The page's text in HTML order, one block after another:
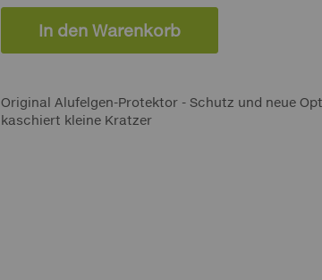
In den Warenkorb
Original Alufelgen-Protektor - Schutz und neue
kaschiert kleine Kratzer